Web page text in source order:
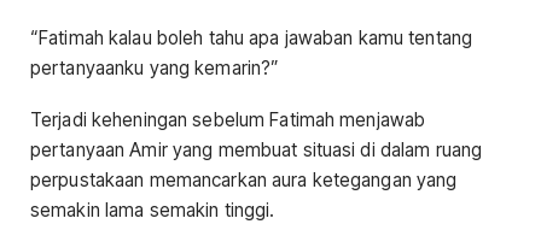
“Fatimah kalau boleh tahu apa jawaban kamu tentang
pertanyaanku yang kemarin?”
Terjadi keheningan sebelum Fatimah menjawab
pertanyaan Amir yang membuat situasi di dalam ruang
perpustakaan memancarkan aura ketegangan yang
semakin lama semakin tinggi.